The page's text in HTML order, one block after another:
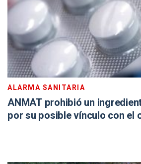
ALARMA SANITARIA
ANMAT prohibió un
por su posible vínculo con el